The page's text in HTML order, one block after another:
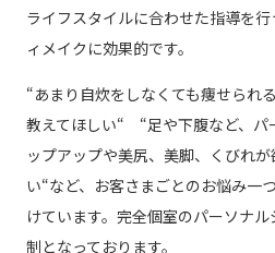
ライフスタイルに合わせた指導を
ィメイクに効果的です。
“あまり自炊をしなくても痩せられ
教えてほしい“ “足や下腹など、パ
ップアップや美尻、美脚、くびれ
い“など、お客さまごとのお悩み一
けています。完全個室のパーソナ
制となっております。